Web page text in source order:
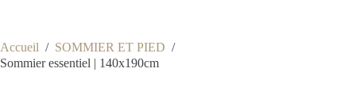
Accueil / SOMMIER ET PIED /
Sommier essentiel | 140x190cm